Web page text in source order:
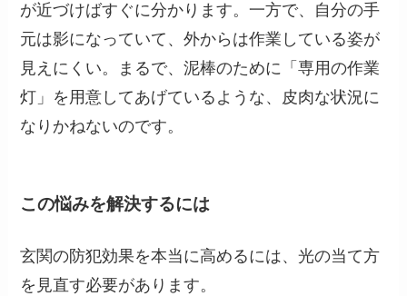
が近づけばすぐに分かります。一方で、自分の手
元は影になっていて、外からは作業している姿が
見えにくい。まるで、泥棒のために「専用の作業
灯」を用意してあげているような、皮肉な状況に
なりかねないのです。
この悩みを解決するには
玄関の防犯効果を本当に高めるには、光の当て方
を見直す必要があります。